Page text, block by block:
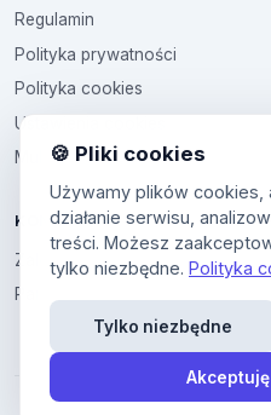
Regulamin
Polityka prywatności
Polityka cookies
Ustawienia cookies
Multikod
KONTO
Zaloguj sie
Panel uzytkownika
🍪 Pliki cookies
Używamy plików cookies,
działanie serwisu,
treści. Możesz
tylko niezbędne. Polityka
Tylko niezbędne